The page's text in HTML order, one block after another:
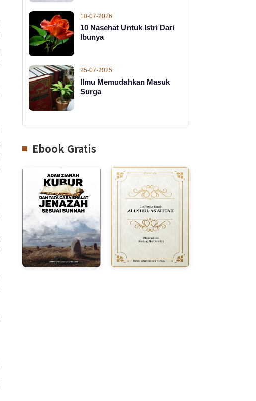
10-07-2026
10 Nasehat Untuk Istri Dari
Ibunya
25-07-2025
Ilmu Memudahkan Masuk
Surga
Ebook Gratis